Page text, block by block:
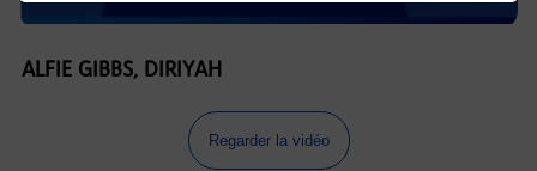
ALFIE GIBBS, DIRIYAH
Regarder la vidéo